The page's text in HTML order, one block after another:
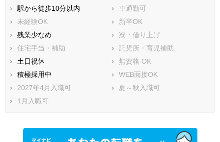
駅から徒歩10分以内
車通勤可
未経験OK
新卒OK
残業少なめ
寮・借り上げ
住宅手当・補助
託児所・育児補助
土日祝休
無資格 OK
積極採用中
WEB面接OK
2027年4月入職可
夏～秋入職可
1月入職可